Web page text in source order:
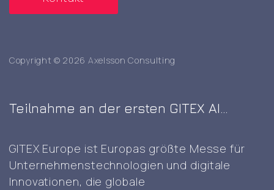
Copyright © 2026 Axelsson Consulting
Teilnahme an der ersten GITEX AI
GITEX Europe ist Europas größte Messe für
Unternehmenstechnologien und digitale
Innovationen, die globale